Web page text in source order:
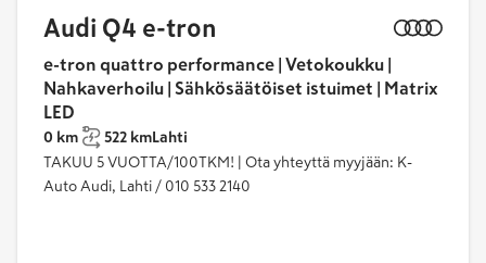
Audi Q4 e-tron
e-tron quattro performance | Vetokoukku |
Nahkaverhoilu | Sähkösäätöiset istuimet | Matrix
LED
0 km 522 km Lahti
TAKUU 5 VUOTTA/100TKM! | Ota yhteyttä myyjään: K-
Auto Audi, Lahti / 010 533 2140